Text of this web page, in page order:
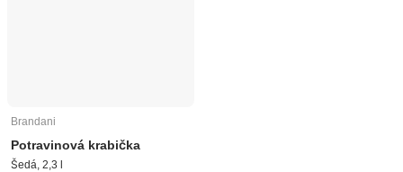
Brandani
Potravinová krabička
Šedá, 2,3 l